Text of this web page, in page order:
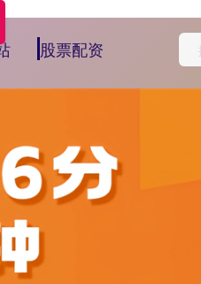
股票配资